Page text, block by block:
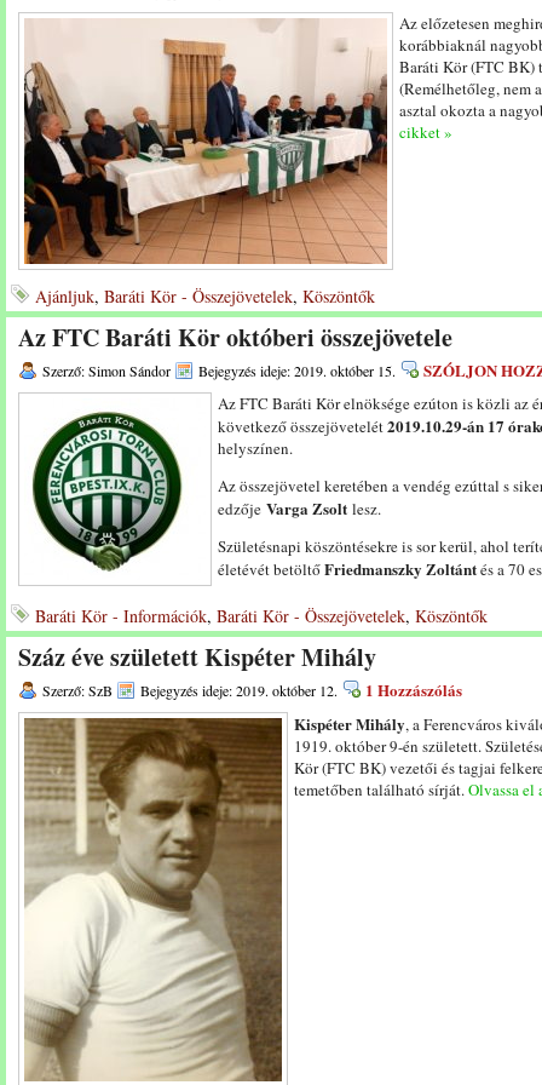
Az előzetesen
korábbiaknál
Baráti Kör (FTC BK)
(Remélhetőleg, nem
asztal okozta a
cikket »
Ajánljuk, Baráti Kör - Összejövetelek, Köszöntők
Az FTC Baráti Kör októberi összejövetele
Szerző: Simon Sándor Bejegyzés ideje: 2019. október 15. SZÓLJON
Az FTC Baráti Kör elnöksége ezúton is közli az
következő összejövetelét2019.10.29-án 17
helyszínen.
Az összejövetel keretében a vendég ezúttal s
edzője Varga Zsolt lesz.
Születésnapi köszöntésekre is sor kerül, ahol
életévét betöltőFriedmanszky Zoltántés a 70
Baráti Kör - Információk, Baráti Kör - Összejövetelek, Köszöntők
Száz éve született Kispéter Mihály
Szerző: SzB Bejegyzés ideje: 2019. október 12.
1 Hozzászólás
Kispéter Mihály, a Ferencváros
1919. október 9-én született.
Kör (FTC BK) vezetői és tagjai
temetőben található sírját.Olvassa el